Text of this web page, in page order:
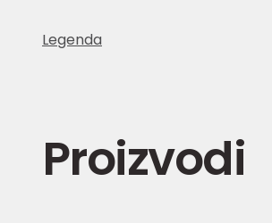
Legenda
Proizvodi